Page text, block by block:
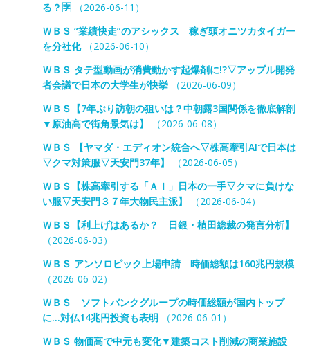
る？🈑（2026-06-11）
ＷＢＳ “業績快走”のアシックス 稼ぎ頭オニツカタイガー
を分社化（2026-06-10）
ＷＢＳ タテ型動画が消費動かす起爆剤に!?▽アップル開発
者会議で日本の大学生が快挙（2026-06-09）
ＷＢＳ【7年ぶり訪朝の狙いは？中朝露3国関係を徹底解剖
▼原油高で街角景気は】
（2026-06-08）
ＷＢＳ 【ヤマダ・エディオン統合へ▽株高牽引AIで日本は
▽クマ対策服▽天安門37年】
（2026-06-05）
ＷＢＳ【株高牽引する「ＡＩ」日本の一手▽クマに負けな
い服▽天安門３７年大物民主派】
（2026-06-04）
ＷＢＳ【利上げはあるか？ 日銀・植田総裁の発言分析】
（2026-06-03）
ＷＢＳ アンソロピック上場申請 時価総額は160兆円規模
（2026-06-02）
ＷＢＳ ソフトバンクグループの時価総額が国内トップ
に…対仏14兆円投資も表明（2026-06-01）
ＷＢＳ 物価高で中元も変化▼建築コスト削減の商業施設